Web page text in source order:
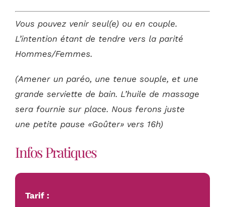
Vous pouvez venir seul(e) ou en couple.
L’intention étant de tendre vers la parité
Hommes/Femmes.
(Amener un paréo, une tenue souple, et une
grande serviette de bain. L’huile de massage
sera fournie sur place. Nous ferons juste
une petite pause «Goûter» vers 16h)
Infos Pratiques
Tarif :